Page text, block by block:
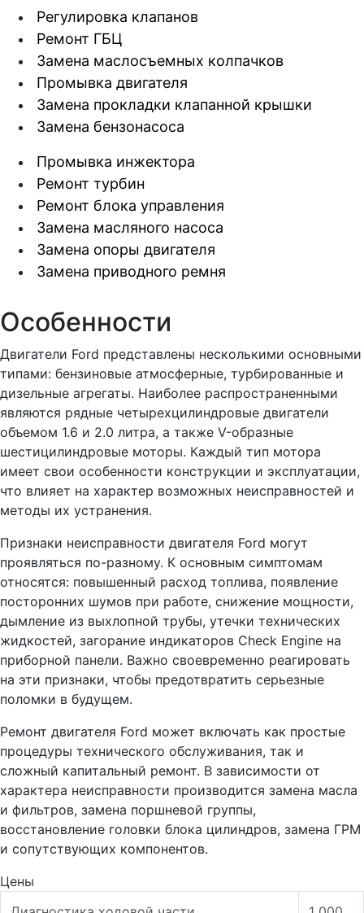
Регулировка клапанов
Ремонт ГБЦ
Замена маслосъемных колпачков
Промывка двигателя
Замена прокладки клапанной крышки
Замена бензонасоса
Промывка инжектора
Ремонт турбин
Ремонт блока управления
Замена масляного насоса
Замена опоры двигателя
Замена приводного ремня
Особенности
Двигатели Ford представлены несколькими основными
типами: бензиновые атмосферные, турбированные и
дизельные агрегаты. Наиболее распространенными
являются рядные четырехцилиндровые двигатели
объемом 1.6 и 2.0 литра, а также V-образные
шестицилиндровые моторы. Каждый тип мотора
имеет свои особенности конструкции и эксплуатации,
что влияет на характер возможных неисправностей и
методы их устранения.
Признаки неисправности двигателя Ford могут
проявляться по-разному. К основным симптомам
относятся: повышенный расход топлива, появление
посторонних шумов при работе, снижение мощности,
дымление из выхлопной трубы, утечки технических
жидкостей, загорание индикаторов Check Engine на
приборной панели. Важно своевременно реагировать
на эти признаки, чтобы предотвратить серьезные
поломки в будущем.
Ремонт двигателя Ford может включать как простые
процедуры технического обслуживания, так и
сложный капитальный ремонт. В зависимости от
характера неисправности производится замена масла
и фильтров, замена поршневой группы,
восстановление головки блока цилиндров, замена ГРМ
и сопутствующих компонентов.
Цены